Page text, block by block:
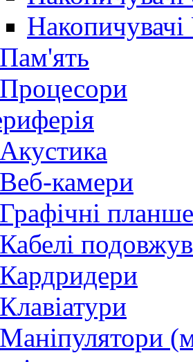
Пам'ять
Процесори
Акустика
Веб-камери
Графічні
Кабелі
Кардридери
Клавіатури
Маніпулятори